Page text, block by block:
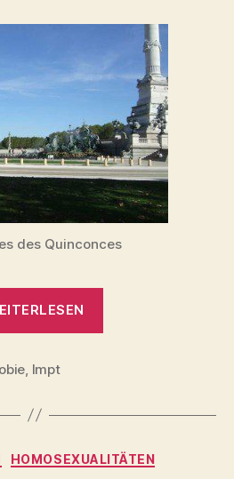
des Quinconces
Frankreich
lmpt
Kategorien
HOMOSEXUALITÄTEN